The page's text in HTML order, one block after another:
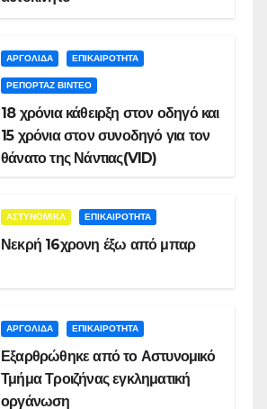
ΑΡΓΟΛΙΔΑ ΕΠΙΚΑΙΡΟΤΗΤΑ
ΡΕΠΟΡΤΑΖ ΒΙΝΤΕΟ
18 χρόνια κάθειρξη στον οδηγό και
15 χρόνια στον συνοδηγό για τον
θάνατο της Νάντιας(VID)
ΑΣΤΥΝΟΜΙΚΑ ΕΠΙΚΑΙΡΟΤΗΤΑ
Νεκρή 16χρονη έξω από μπαρ
ΑΡΓΟΛΙΔΑ ΕΠΙΚΑΙΡΟΤΗΤΑ
Εξαρθρώθηκε από το Αστυνομικό
Τμήμα Τροιζήνας εγκληματική
οργάνωση